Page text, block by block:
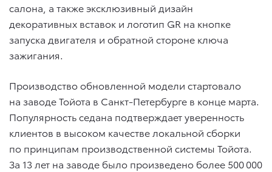
салона, а также эксклюзивный дизайн
декоративных вставок и логотип GR на кнопке
запуска двигателя и обратной стороне ключа
зажигания.
Производство обновленной модели стартовало
на заводе Тойота в Санкт-Петербурге в конце марта.
Популярность седана подтверждает уверенность
клиентов в высоком качестве локальной сборки
по принципам производственной системы Тойота.
За 13 лет на заводе было произведено более 500 000